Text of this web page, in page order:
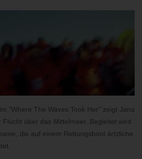
"Where The Waves Took Her" zeigt Jana
über das Mittelmeer. Begleitet wird
die auf einem Rettungsboot ärtzliche